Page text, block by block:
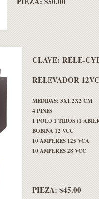
CLAVE: RELE-
RELEVADOR
MEDIDAS: 3X1.2X2 CM
4 PINES
1 POLO 1 TIROS (1
BOBINA 12 VCC
10 AMPERES 125 VCA
10 AMPERES 28 VCC
PIEZA: $45.00